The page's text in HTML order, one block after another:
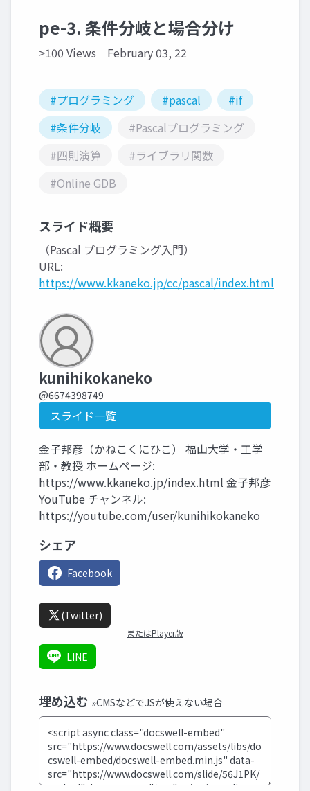
pe-3. 条件分岐と場合分け
>100 Views February 03, 22
#プログラミング #pascal
#if
#条件分岐
#Pascalプログラミング
#四則演算
#ライブラリ関数
#Online GDB
スライド概要
（Pascal プログラミング入門）
URL:
https://www.kkaneko.jp/cc/pascal/index.html
kunihikokaneko
@6674398749
スライド一覧
金子邦彦（かねこくにひこ） 福山大学・工学
部・教授 ホームページ:
https://www.kkaneko.jp/index.html 金子邦彦
YouTube チャンネル:
https://youtube.com/user/kunihikokaneko
シェア
Facebook
(Twitter)
またはPlayer版
LINE
埋め込む »CMSなどでJSが使えない場合